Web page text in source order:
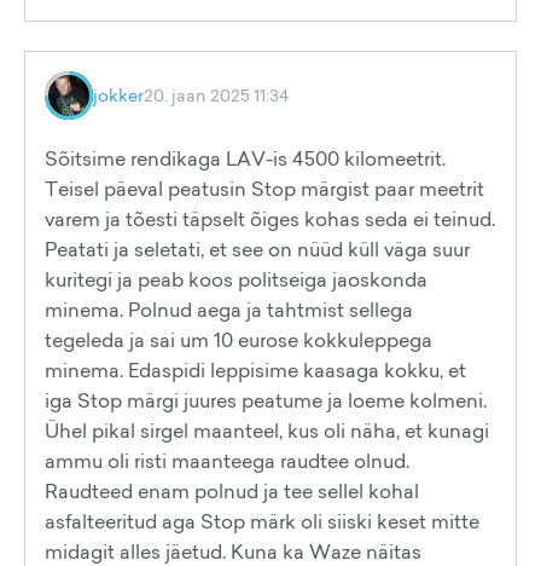
jokker20. jaan 2025 11:34
Sõitsime rendikaga LAV-is 4500 kilomeetrit.
Teisel päeval peatusin Stop märgist paar meetrit
varem ja tõesti täpselt õiges kohas seda ei teinud.
Peatati ja seletati, et see on nüüd küll väga suur
kuritegi ja peab koos politseiga jaoskonda
minema. Polnud aega ja tahtmist sellega
tegeleda ja sai um 10 eurose kokkuleppega
minema. Edaspidi leppisime kaasaga kokku, et
iga Stop märgi juures peatume ja loeme kolmeni.
Ühel pikal sirgel maanteel, kus oli näha, et kunagi
ammu oli risti maanteega raudtee olnud.
Raudteed enam polnud ja tee sellel kohal
asfalteeritud aga Stop märk oli siiski keset mitte
midagit alles jäetud. Kuna ka Waze näitas